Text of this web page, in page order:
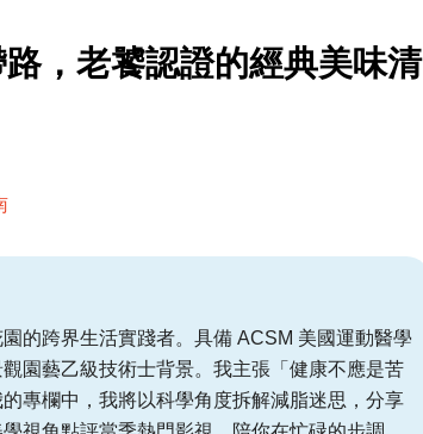
，老饕認證的經典美味清
的跨界生活實踐者。具備 ACSM 美國運動醫學
園藝乙級技術士背景。我主張「健康不應是苦
專欄中，我將以科學角度拆解減脂迷思，分享